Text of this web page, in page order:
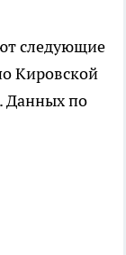
следующие
Кировской
Данных по